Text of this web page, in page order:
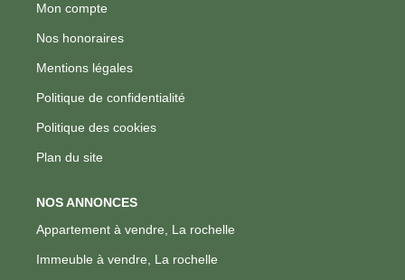
Mon compte
Nos honoraires
Mentions légales
Politique de confidentialité
Politique des cookies
Plan du site
NOS ANNONCES
Appartement à vendre, La rochelle
Immeuble à vendre, La rochelle